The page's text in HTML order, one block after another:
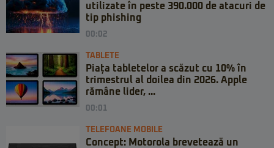
utilizate în peste 390.000 de atacuri de
tip phishing
00:02
TABLETE
Piața tabletelor a scăzut cu 10% în
trimestrul al doilea din 2026. Apple
rămâne lider, ...
00:01
TELEFOANE MOBILE
Concept: Motorola brevetează un